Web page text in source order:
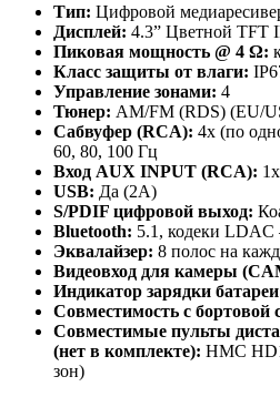
Тип: Цифровой
Дисплей: 4.3” Цветной TFT
Пиковая мощность @ 4 Ω:
Класс защиты от влаги:
Управление зонами: 4
Тюнер: AM/FM (RDS) (EU/
Сабвуфер (RCA): 4x (по
60, 80, 100 Гц
Вход AUX INPUT (RCA):
USB: Да (2A)
S/PDIF цифровой выход:
Bluetooth: 5.1, кодеки
Эквалайзер: 8 полос на
Видеовход для камеры
Индикатор зарядки
Совместимость с бортовой
Совместимые пульты
(нет в комплекте): HMC
зон)